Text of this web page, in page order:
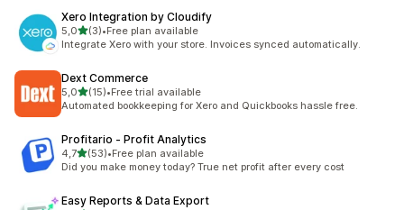
Xero Integration by Cloudify
5,0av 5 stjerner
(3)
Totalt 3 omtaler
•Free plan available
Integrate Xero with your store. Invoices synced automatically.
Dext Commerce
5,0av 5 stjerner
(15)
Totalt 15 omtaler
•Free trial available
Automated bookkeeping for Xero and Quickbooks hassle free.
Profitario ‑ Profit Analytics
4,7av 5 stjerner
(53)
Totalt 53 omtaler
•Free plan available
Did you make money today? True net profit after every cost
Easy Reports & Data Export